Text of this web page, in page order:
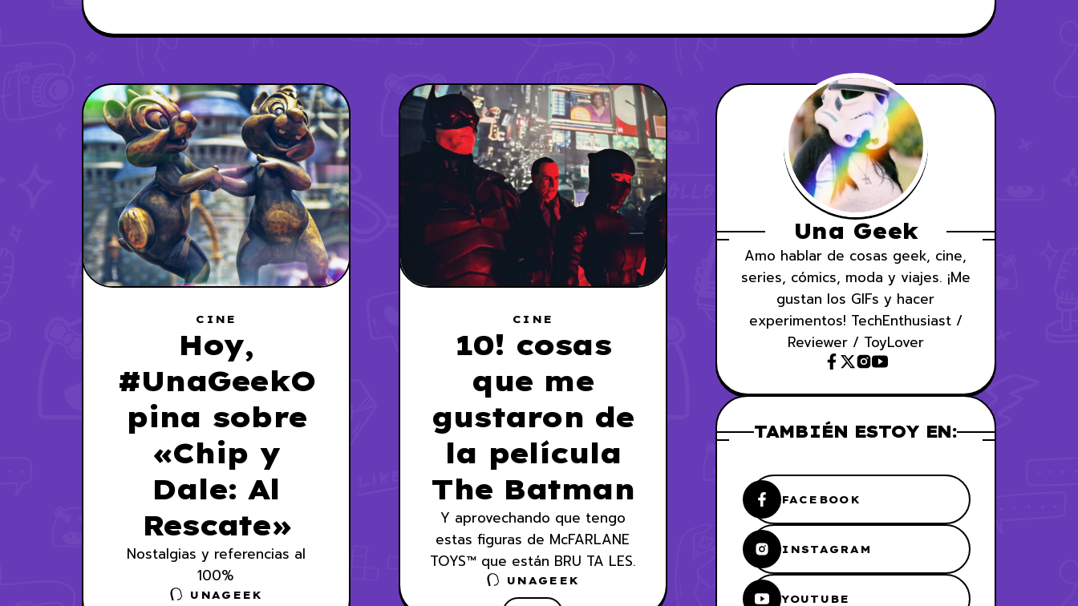
CINE
Hoy,
#UnaGeekO
pina sobre
«Chip y
Dale: Al
Rescate»
Nostalgias y referencias al
100%
UNAGEEK
CINE
10! cosas
que me
gustaron de
la película
The Batman
Y aprovechando que tengo
estas figuras de McFARLANE
TOYS™ que están BRU TA LES.
UNAGEEK
Una Geek
Amo hablar de cosas geek, cine,
series, cómics, moda y viajes. ¡Me
gustan los GIFs y hacer
experimentos! TechEnthusiast /
Reviewer / ToyLover
TAMBIÉN ESTOY EN:
FACEBOOK
INSTAGRAM
YOUTUBE